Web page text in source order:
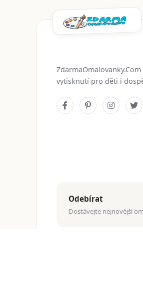
vytisknutí pro děti i
Odebírat
Dostávejte nejnovější